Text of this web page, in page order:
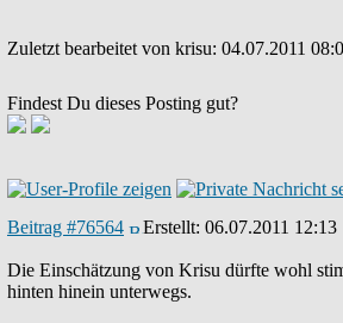
Zuletzt bearbeitet von krisu: 04.07.2011
Findest Du dieses Posting gut?
Beitrag #76564 Erstellt: 06.07.2011 12:13
Die Einschätzung von Krisu dürfte wohl
hinten hinein unterwegs.